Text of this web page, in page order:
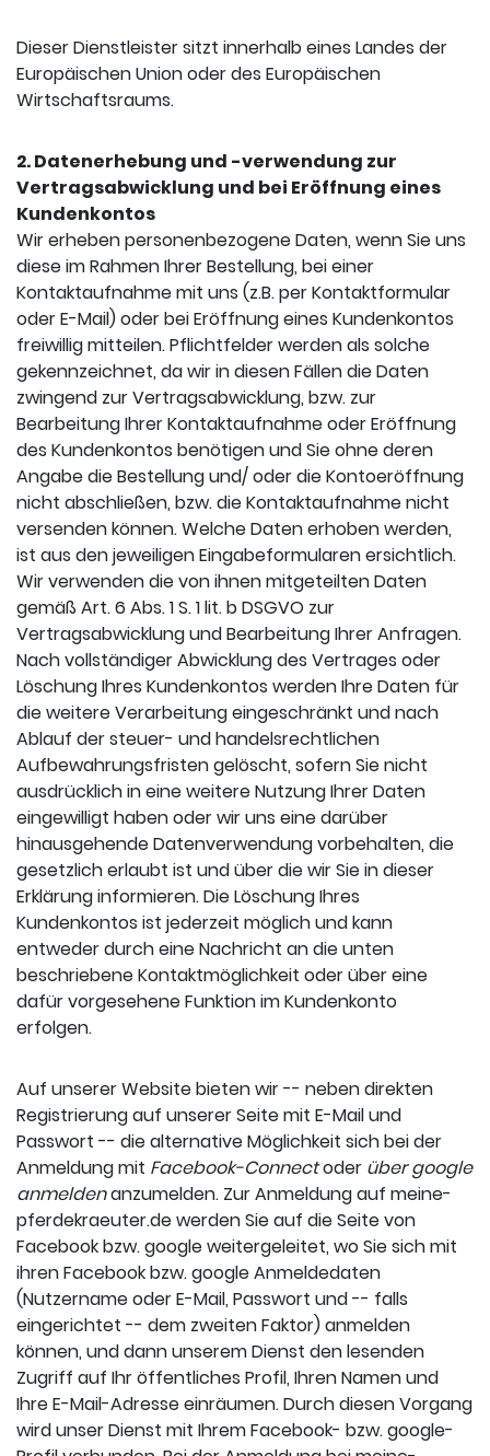
Dieser Dienstleister sitzt innerhalb eines Landes der
Europäischen Union oder des Europäischen
Wirtschaftsraums.
2. Datenerhebung und -verwendung zur
Vertragsabwicklung und bei Eröffnung eines
Kundenkontos
Wir erheben personenbezogene Daten, wenn Sie uns
diese im Rahmen Ihrer Bestellung, bei einer
Kontaktaufnahme mit uns (z.B. per Kontaktformular
oder E-Mail) oder bei Eröffnung eines Kundenkontos
freiwillig mitteilen. Pflichtfelder werden als solche
gekennzeichnet, da wir in diesen Fällen die Daten
zwingend zur Vertragsabwicklung, bzw. zur
Bearbeitung Ihrer Kontaktaufnahme oder Eröffnung
des Kundenkontos benötigen und Sie ohne deren
Angabe die Bestellung und/ oder die Kontoeröffnung
nicht abschließen, bzw. die Kontaktaufnahme nicht
versenden können. Welche Daten erhoben werden,
ist aus den jeweiligen Eingabeformularen ersichtlich.
Wir verwenden die von ihnen mitgeteilten Daten
gemäß Art. 6 Abs. 1 S. 1 lit. b DSGVO zur
Vertragsabwicklung und Bearbeitung Ihrer Anfragen.
Nach vollständiger Abwicklung des Vertrages oder
Löschung Ihres Kundenkontos werden Ihre Daten für
die weitere Verarbeitung eingeschränkt und nach
Ablauf der steuer- und handelsrechtlichen
Aufbewahrungsfristen gelöscht, sofern Sie nicht
ausdrücklich in eine weitere Nutzung Ihrer Daten
eingewilligt haben oder wir uns eine darüber
hinausgehende Datenverwendung vorbehalten, die
gesetzlich erlaubt ist und über die wir Sie in dieser
Erklärung informieren. Die Löschung Ihres
Kundenkontos ist jederzeit möglich und kann
entweder durch eine Nachricht an die unten
beschriebene Kontaktmöglichkeit oder über eine
dafür vorgesehene Funktion im Kundenkonto
erfolgen.
Auf unserer Website bieten wir -- neben direkten
Registrierung auf unserer Seite mit E-Mail und
Passwort -- die alternative Möglichkeit sich bei der
Anmeldung mit Facebook-Connectoder über google
anmeldenanzumelden. Zur Anmeldung auf meine-
pferdekraeuter.de werden Sie auf die Seite von
Facebook bzw. google weitergeleitet, wo Sie sich mit
ihren Facebook bzw. google Anmeldedaten
(Nutzername oder E-Mail, Passwort und -- falls
eingerichtet -- dem zweiten Faktor) anmelden
können, und dann unserem Dienst den lesenden
Zugriff auf Ihr öffentliches Profil, Ihren Namen und
Ihre E-Mail-Adresse einräumen. Durch diesen Vorgang
wird unser Dienst mit Ihrem Facebook- bzw. google-